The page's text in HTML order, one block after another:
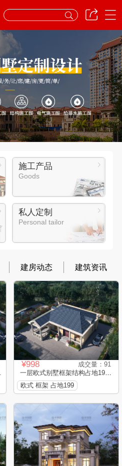
施工产品
Goods
私人定制
Personal tailor
建房动态 建筑资讯
¥998
成交量：91
一层欧式别墅框架结构占地199...
欧式 框架 占地199